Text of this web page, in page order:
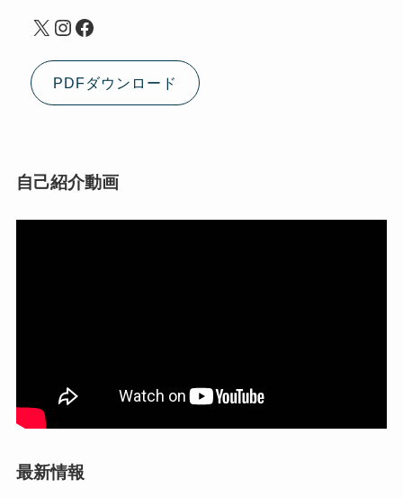
X Instagram Facebook
PDFダウンロード
自己紹介動画
最新情報